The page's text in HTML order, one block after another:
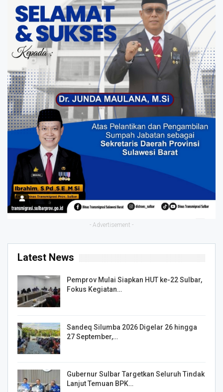
- Advertisement -
Latest News
Pemprov Mulai Siapkan HUT ke-22 Sulbar,
Fokus Kegiatan…
Sandeq Silumba 2026 Digelar 26 hingga
27 September,…
Gubernur Sulbar Targetkan Seluruh Tindak
Lanjut Temuan BPK…